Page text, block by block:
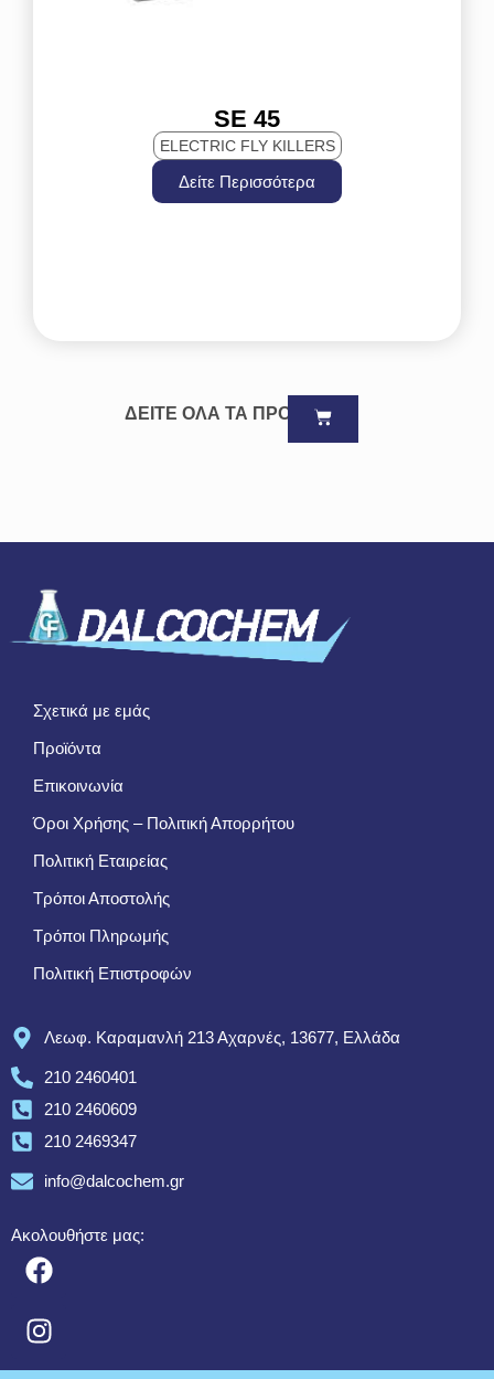
SE 45
ELECTRIC FLY KILLERS
Δείτε Περισσότερα
ΔΕΙΤΕ ΟΛΑ ΤΑ ΠΡΟΪΟΝΤΑ
Σχετικά με εμάς
Προϊόντα
Επικοινωνία
Όροι Χρήσης – Πολιτική Απορρήτου
Πολιτική Εταιρείας
Τρόποι Αποστολής
Τρόποι Πληρωμής
Πολιτική Επιστροφών
Λεωφ. Καραμανλή 213 Αχαρνές, 13677, Ελλάδα
210 2460401
210 2460609
210 2469347
info@dalcochem.gr
Ακολουθήστε μας: